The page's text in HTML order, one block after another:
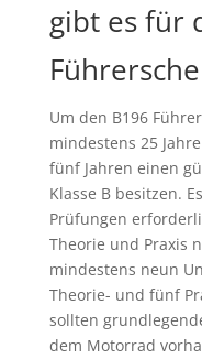
gibt es für
Um den B196
mindestens 25
fünf Jahren einen
Klasse B besitzen.
Prüfungen
Theorie und Praxis
mindestens neun
Theorie- und fünf
sollten
dem Motorrad